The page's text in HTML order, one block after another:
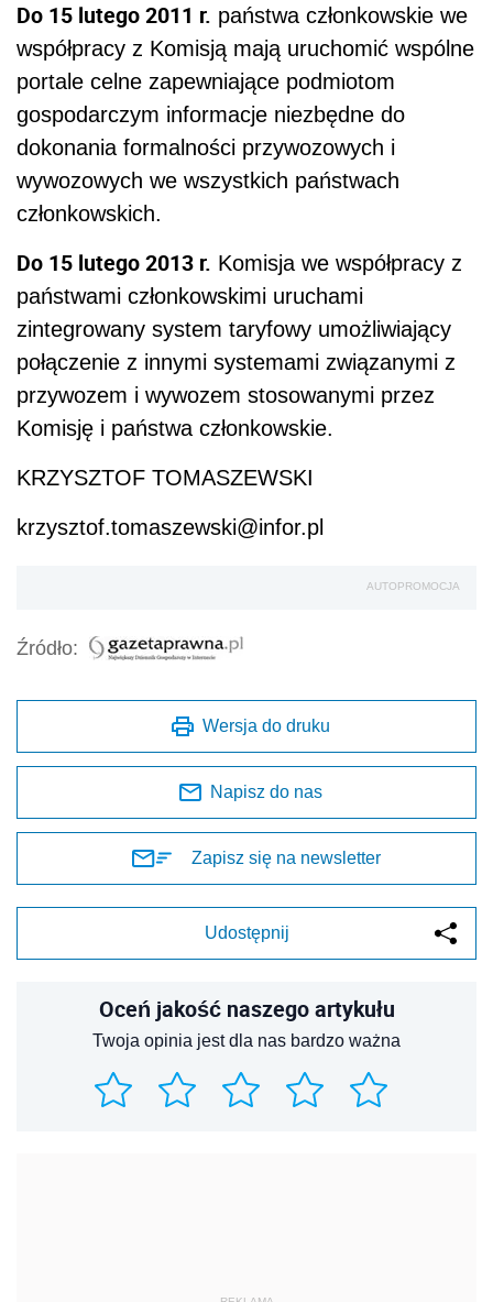
Do 15 lutego 2011 r. państwa członkowskie we
współpracy z Komisją mają uruchomić wspólne
portale celne zapewniające podmiotom
gospodarczym informacje niezbędne do
dokonania formalności przywozowych i
wywozowych we wszystkich państwach
członkowskich.
Do 15 lutego 2013 r. Komisja we współpracy z
państwami członkowskimi uruchami
zintegrowany system taryfowy umożliwiający
połączenie z innymi systemami związanymi z
przywozem i wywozem stosowanymi przez
Komisję i państwa członkowskie.
KRZYSZTOF TOMASZEWSKI
krzysztof.tomaszewski@infor.pl
AUTOPROMOCJA
Źródło:
Wersja do druku
Napisz do nas
Zapisz się na newsletter
Udostępnij
Oceń jakość naszego artykułu
Twoja opinia jest dla nas bardzo ważna